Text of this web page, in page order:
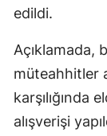
edildi.
Açıklamada,
müteahhitler
karşılığında
alışverişi